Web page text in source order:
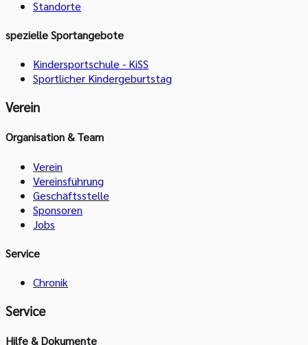
Standorte
spezielle Sportangebote
Kindersportschule - KiSS
Sportlicher Kindergeburtstag
Verein
Organisation & Team
Verein
Vereinsführung
Geschäftsstelle
Sponsoren
Jobs
Service
Chronik
Service
Hilfe & Dokumente